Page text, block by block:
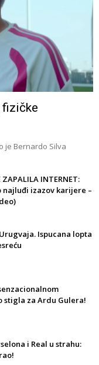
fizičke
je Bernardo Silva
ZAPALILA INTERNET:
najluđi izazov karijere –
Ispucana lopta
stigla za Ardu Gulera!
i Real u strahu: